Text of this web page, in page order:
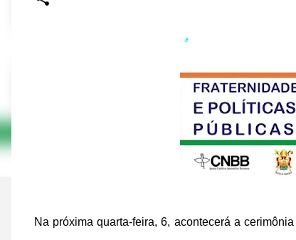
Na próxima quarta-feira, 6, acontecerá a